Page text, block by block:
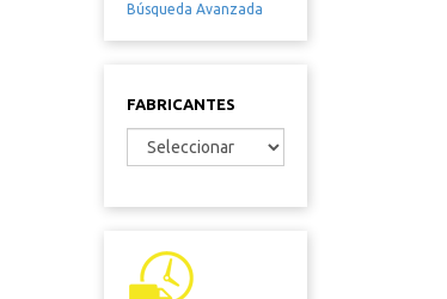
Búsqueda Avanzada
FABRICANTES